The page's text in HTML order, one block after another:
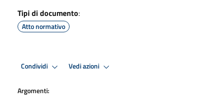
Tipi di documento:
Atto normativo
Condividi Vedi azioni
Argomenti: